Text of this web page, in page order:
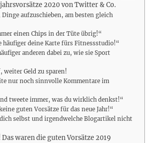
2020 von Twitter & Co.
Dinge aufzuschieben, am besten gleich
einen Chips in der Tüte übrig!“
häufiger deine Karte fürs Fitnessstudio!“
anderen dabei zu, wie sie Sport
weiter Geld zu sparen!
nur noch sinnvolle Kommentare im
tweete immer, was du wirklich denkst!“
guten Vorsätze für das neue Jahr!“
selbst und irgendwelche Blogartikel nicht
waren die guten Vorsätze 2019